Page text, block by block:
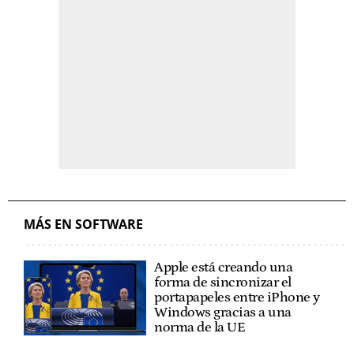
MÁS EN SOFTWARE
Apple está creando una
forma de sincronizar el
portapapeles entre iPhone y
Windows gracias a una
norma de la UE